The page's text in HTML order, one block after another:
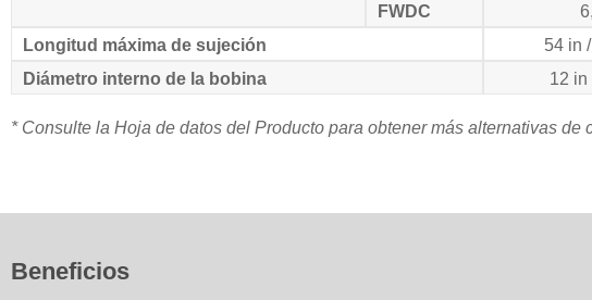
FWDC
Longitud máxima de sujeción
54 in
Diámetro interno de la bobina
12 in
* Consulte la Hoja de datos del Producto para obtener más alternativas de
Beneficios